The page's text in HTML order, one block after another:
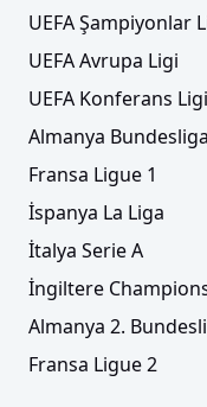
UEFA Şampiyonlar
UEFA Avrupa Ligi
UEFA Konferans Ligi
Almanya Bundesliga
Fransa Ligue 1
İspanya La Liga
İtalya Serie A
İngiltere
Almanya 2.
Fransa Ligue 2